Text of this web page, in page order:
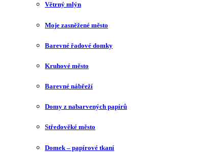
Větrný mlýn
Moje zasněžené město
Barevné řadové domky
Kruhové město
Barevné nábřeží
Domy z nabarvených papírů
Středověké město
Domek – papírové tkaní